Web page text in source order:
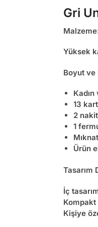
Gri
Yüksek
Boyut ve
13
2
1
Ürün
Tasarım
İç
Kompakt
Kişiye